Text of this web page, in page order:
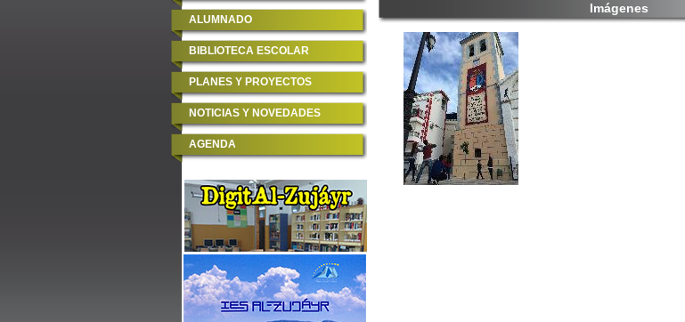
ALUMNADO
BIBLIOTECA ESCOLAR
PLANES Y PROYECTOS
NOTICIAS Y NOVEDADES
AGENDA
Imágenes